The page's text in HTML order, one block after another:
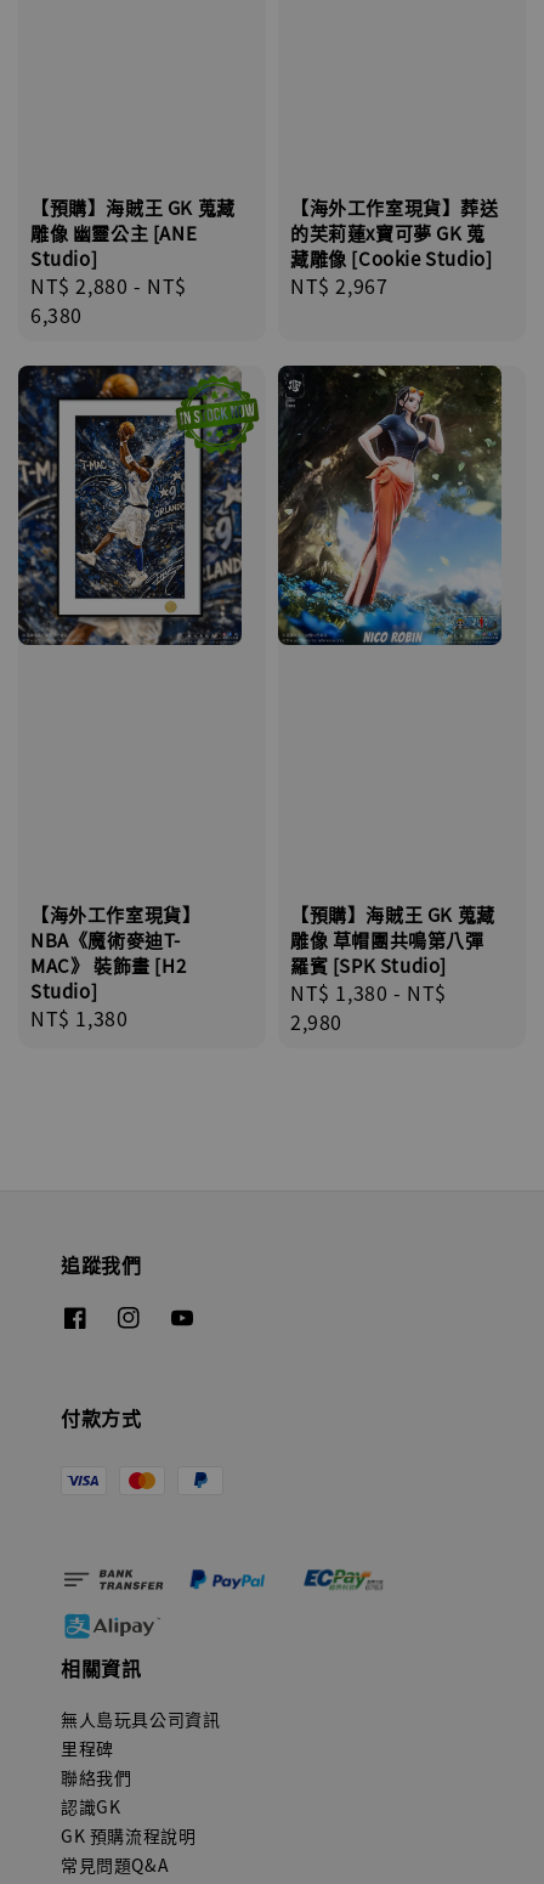
【預購】海賊王 GK 蒐藏
雕像 幽靈公主 [ANE
Studio]
Regular
price
NT$ 2,880 - NT$
6,380
【海外工作室現貨】葬送
的芙莉蓮x寶可夢 GK 蒐
藏雕像 [Cookie Studio]
Regular
NT$ 2,967
【海外工作室現貨】
NBA《魔術麥迪T-
MAC》 裝飾畫 [H2
Studio]
Regular
NT$ 1,380
【預購】海賊王 GK 蒐藏
雕像 草帽團共鳴第八彈
羅賓 [SPK Studio]
Regular
price
NT$ 1,380 - NT$
2,980
追蹤我們
付款方式
相關資訊
無人島玩具公司資訊
里程碑
聯絡我們
認識GK
GK 預購流程說明
常見問題Q&A